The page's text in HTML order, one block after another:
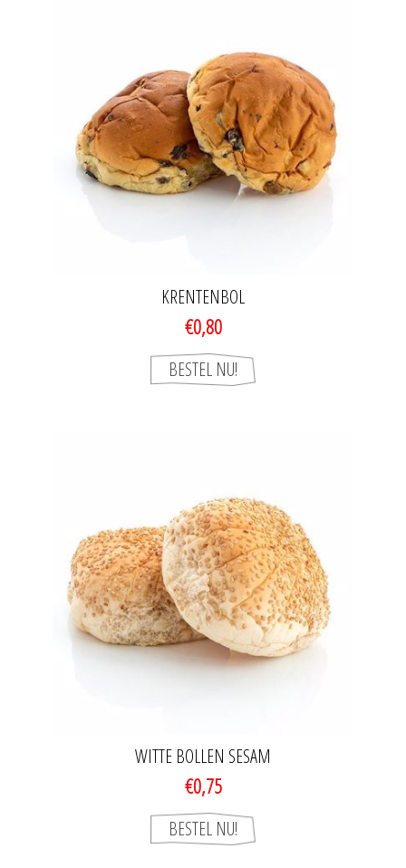
KRENTENBOL
€0,80
WITTE BOLLEN SESAM
€0,75